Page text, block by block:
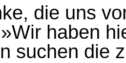
die uns
haben
suchen die